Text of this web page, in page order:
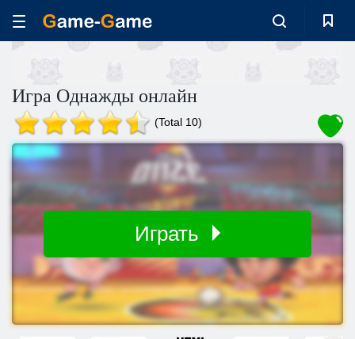
Игра Однажды онлайн
(Total 10)
Играть